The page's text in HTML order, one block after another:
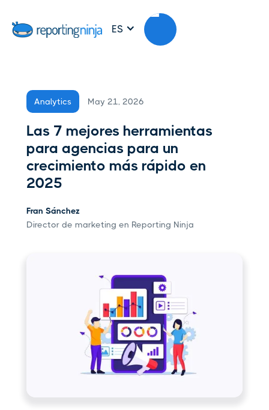
ES
Analytics May 21, 2026
Las 7 mejores herramientas
para agencias para un
crecimiento más rápido en
2025
Fran Sánchez
Director de marketing en Reporting Ninja